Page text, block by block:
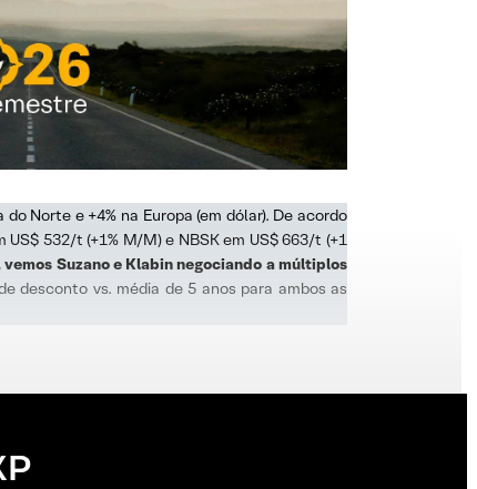
Norte e +4% na Europa (em dólar). De acordo
532/t (+1% M/M) e NBSK em US$ 663/t (+1
vemos Suzano e Klabin negociando a múltiplos
desconto vs. média de 5 anos para ambos as